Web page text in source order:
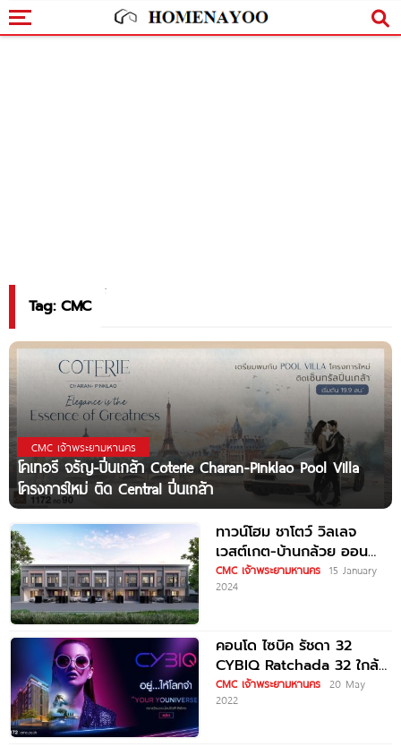
Tag: CMC
CMC เจ้าพระยามหานคร
โคเทอรี จรัญ-ปิ่นเกล้า Coterie Charan-Pinklao Pool Villa
โครงการใหม่ ติด Central ปิ่นเกล้า
ทาวน์โฮม ชาโตว์ วิลเลจ
เวสต์เกต-บ้านกล้วย ออน
เดอะเลค Chateau Village
Westgate-Baan Kluay
CMC เจ้าพระยามหานคร 15 January
2024
คอนโด ไซบิค รัชดา 32
CYBIQ Ratchada 32 ใกล้
ม.ราชภัฏจันทรเกษม เริ่ม
CMC เจ้าพระยามหานคร 20 May
2022